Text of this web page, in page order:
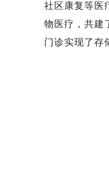
社区康复等医
物医疗，共建
门诊实现了存